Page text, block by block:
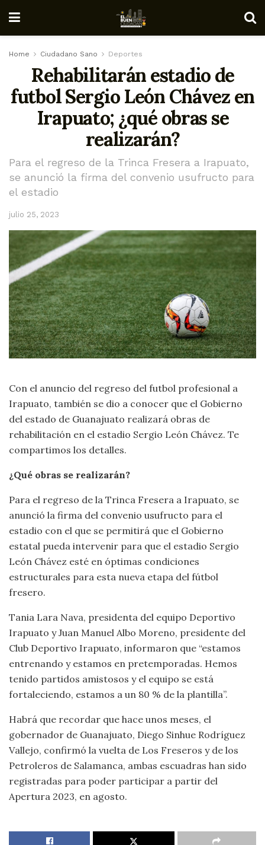
Home Ciudadano Sano Deportes
Rehabilitarán estadio de
futbol Sergio León Chávez en
Irapuato; ¿qué obras se
realizarán?
Para el regreso de la Trinca Fresera a Irapuato,
se anunció la firma del convenio usufructo para
el estadio
julio 25, 2023
Con el anuncio del regreso del futbol profesional a
Irapuato, también se dio a conocer que el Gobierno
del estado de Guanajuato realizará obras de
rehabilitación en el estadio Sergio León Chávez. Te
compartimos los detalles.
¿Qué obras se realizarán?
Para el regreso de la Trinca Fresera a Irapuato, se
anunció la firma del convenio usufructo para el
estadio con el que se permitirá que el Gobierno
estatal pueda intervenir para que el estadio Sergio
León Chávez esté en óptimas condiciones
estructurales para esta nueva etapa del fútbol
fresero.
Tania Lara Nava, presidenta del equipo Deportivo
Irapuato y Juan Manuel Albo Moreno, presidente del
Club Deportivo Irapuato, informaron que “estamos
entrenando y estamos en pretemporadas. Hemos
tenido partidos amistosos y el equipo se está
fortaleciendo, estamos a un 80 % de la plantilla”.
Habrá que recordar que hace unos meses, el
gobernador de Guanajuato, Diego Sinhue Rodríguez
Vallejo, confirmó la vuelta de Los Freseros y de los
Petroleros de Salamanca, ambas escuadras han sido
registradas para poder participar a partir del
Apertura 2023, en agosto.